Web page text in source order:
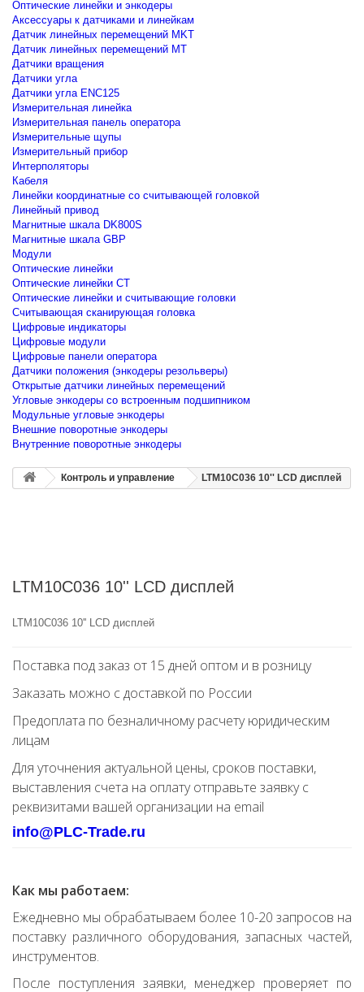
Оптические линейки и энкодеры
Аксессуары к датчиками и линейкам
Датчик линейных перемещений MKT
Датчик линейных перемещений MT
Датчики вращения
Датчики угла
Датчики угла ENC125
Измерительная линейка
Измерительная панель оператора
Измерительные щупы
Измерительный прибор
Интерполяторы
Кабеля
Линейки координатные со считывающей головкой
Линейный привод
Магнитные шкала DK800S
Магнитные шкала GBP
Модули
Оптические линейки
Оптические линейки CT
Оптические линейки и считывающие головки
Считывающая сканирующая головка
Цифровые индикаторы
Цифровые модули
Цифровые панели оператора
Датчики положения (энкодеры резольверы)
Открытые датчики линейных перемещений
Угловые энкодеры со встроенным подшипником
Модульные угловые энкодеры
Внешние поворотные энкодеры
Внутренние поворотные энкодеры
Контроль и управление LTM10C036 10'' LCD дисплей
LTM10C036 10'' LCD дисплей
LTM10C036 10'' LCD дисплей
Поставка под заказ от 15 дней оптом и в розницу
Заказать можно с доставкой по России
Предоплата по безналичному расчету юридическим
лицам
Для уточнения актуальной цены, сроков поставки,
выставления счета на оплату отправьте заявку с
реквизитами вашей организации на email
info@PLC-Trade.ru
Как мы работаем:
Ежедневно мы обрабатываем более 10-20 запросов на
поставку различного оборудования, запасных частей,
инструментов.
После поступления заявки, менеджер проверяет по